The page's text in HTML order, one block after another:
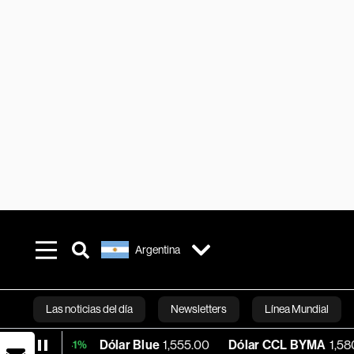
Argentina
Las noticias del día Newsletters Línea Mundial
Bloomberg
Dólar Blue 1,555.00 Dólar CCL BYMA 1,580.59